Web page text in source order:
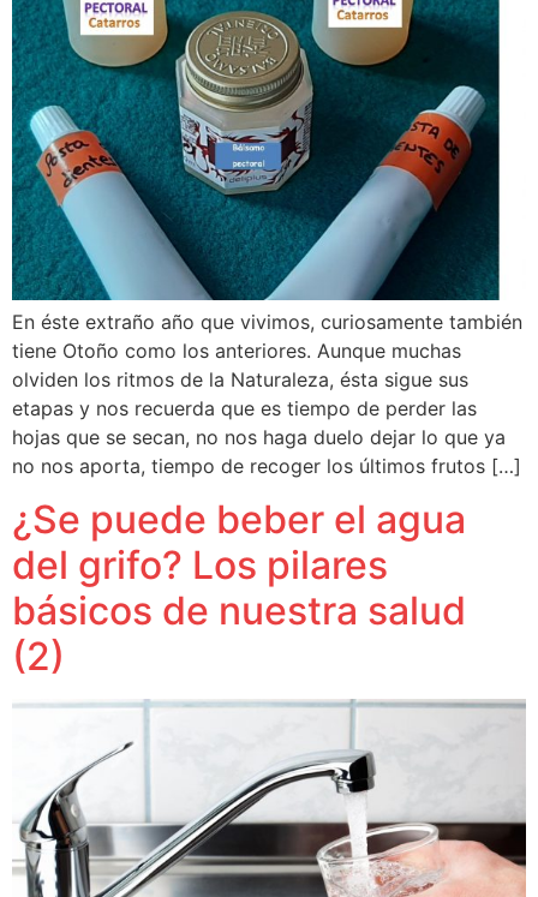
En éste extraño año que vivimos, curiosamente también
tiene Otoño como los anteriores. Aunque muchas
olviden los ritmos de la Naturaleza, ésta sigue sus
etapas y nos recuerda que es tiempo de perder las
hojas que se secan, no nos haga duelo dejar lo que ya
no nos aporta, tiempo de recoger los últimos frutos […]
¿Se puede beber el agua
del grifo? Los pilares
básicos de nuestra salud
(2)